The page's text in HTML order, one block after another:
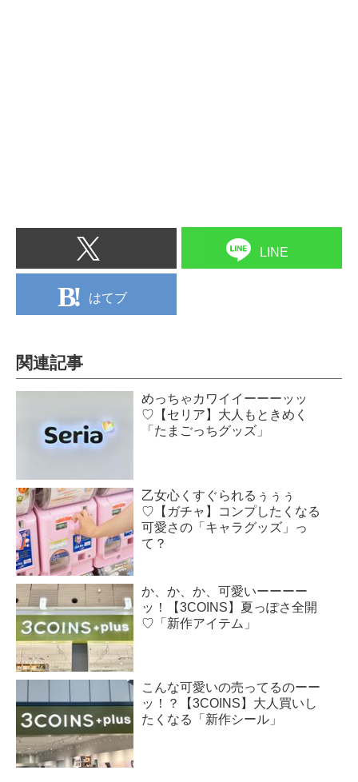
LINE
はてブ
関連記事
めっちゃカワイイーーーッッ
♡【セリア】大人もときめく
「たまごっちグッズ」
乙女心くすぐられるぅぅぅ
♡【ガチャ】コンプしたくなる
可愛さの「キャラグッズ」っ
て？
か、か、か、可愛いーーーー
ッ！【3COINS】夏っぽさ全開
♡「新作アイテム」
こんな可愛いの売ってるのーー
ッ！？【3COINS】大人買いし
たくなる「新作シール」